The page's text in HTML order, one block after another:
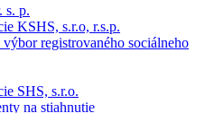
s. p.
KSHS, s.r.o, r.s.p.
výbor registrovaného sociálneho
SHS, s.r.o.
na stiahnutie